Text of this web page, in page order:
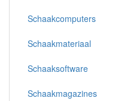
Schaakcomputers
Schaakmateriaal
Schaaksoftware
Schaakmagazines